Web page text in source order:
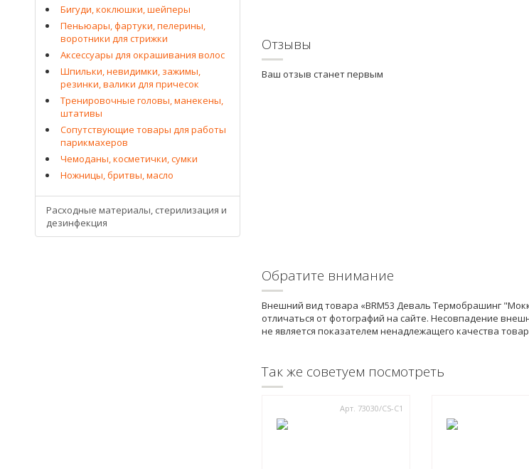
Отзывы
Ваш отзыв станет первым
Обратите внимание
Внешний вид товара «BRM53 Деваль Термобрашинг
отличаться от фотографий на сайте. Несовпадение
не является показателем ненадлежащего качества
Так же советуем посмотреть
Арт. 73030/СS-C1
Бигуди, коклюшки, шейперы
Пеньюары, фартуки, пелерины,
воротники для стрижки
Аксессуары для окрашивания волос
Шпильки, невидимки, зажимы,
резинки, валики для причесок
Тренировочные головы, манекены,
штативы
Сопутствующие товары для работы
парикмахеров
Чемоданы, косметички, сумки
Ножницы, бритвы, масло
Расходные материалы, стерилизация и
дезинфекция